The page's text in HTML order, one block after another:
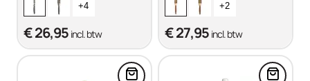
+4
€ 26,95 incl. btw
+2
€ 27,95 incl. btw
Voeg EXPERT BLOWOUTVoeg